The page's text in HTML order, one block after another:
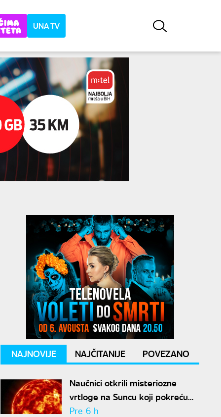
UNA TV
NAJNOVIJE NAJČITANIJE POVEZANO
Naučnici otkrili misteriozne
vrtloge na Suncu koji pokreću
solarne baklje
Pre 6 h